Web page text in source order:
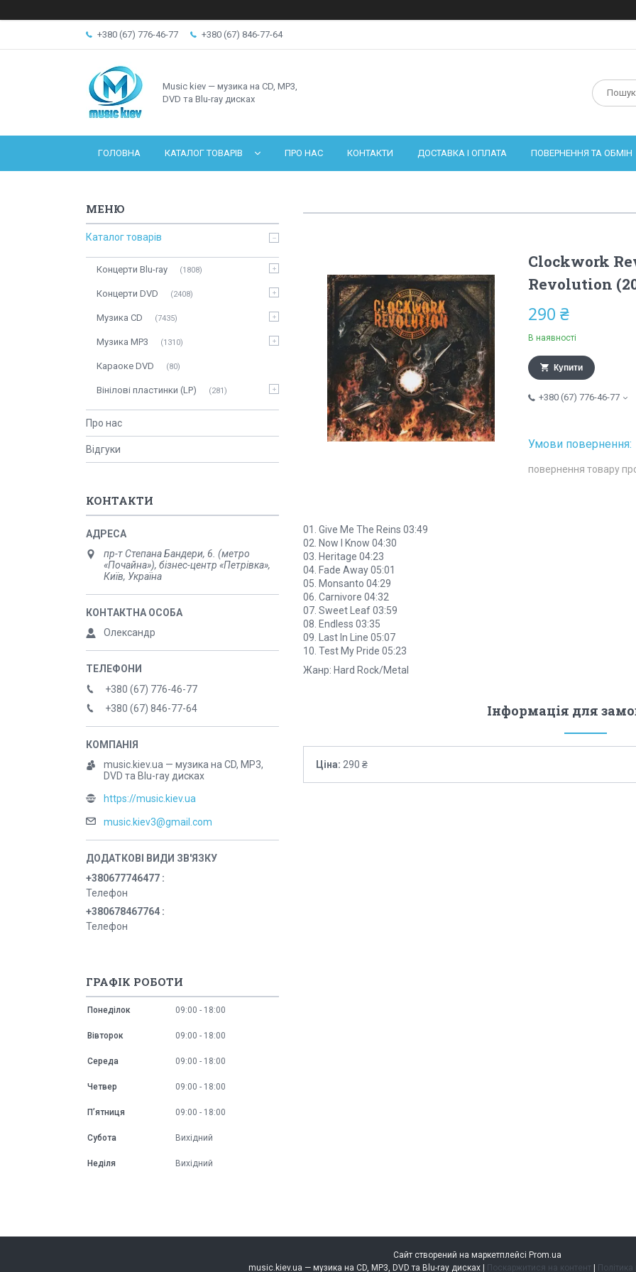
+380 (67) 776-46-77 +380 (67) 846-77-64
Music kiev — музика на CD, MP3,
DVD та Blu-ray дисках
ГОЛОВНА КАТАЛОГ ТОВАРІВ ПРО НАС КОНТАКТИ ДОСТАВКА І ОПЛАТА ПОВЕРНЕННЯ ТА ОБМІН
Clockwork
Revolution
290 ₴
В наявності
Купити
+380 (67) 776-46-77
повернення товару
01. Give Me The Reins 03:49
02. Now I Know 04:30
03. Heritage 04:23
04. Fade Away 05:01
05. Monsanto 04:29
06. Carnivore 04:32
07. Sweet Leaf 03:59
08. Endless 03:35
09. Last In Line 05:07
10. Test My Pride 05:23
Жанр: Hard Rock/Metal
Інформація для
Ціна: 290 ₴
Каталог товарів
Концерти Blu-ray 1808
Концерти DVD 2408
Музика CD 7435
Музика MP3 1310
Караоке DVD 80
Вінілові пластинки (LP) 281
Про нас
Відгуки
КОНТАКТИ
пр-т Степана Бандери, 6. (метро
«Почайна»), бізнес-центр «Петрівка»,
Київ, Україна
Олександр
+380 (67) 776-46-77
+380 (67) 846-77-64
music.kiev.ua — музика на CD, MP3,
DVD та Blu-ray дисках
https://music.kiev.ua
music.kiev3@gmail.com
+380677746477
Телефон
+380678467764
Телефон
ГРАФІК РОБОТИ
Понеділок 09:00 18:00
Вівторок 09:00 18:00
Середа 09:00 18:00
Четвер 09:00 18:00
Пʼятниця 09:00 18:00
Субота Вихідний
Неділя Вихідний
Сайт створений на маркетплейсі Prom.ua
music.kiev.ua — музика на CD, MP3, DVD та Blu-ray дисках | Поскаржитися на контент | Політика